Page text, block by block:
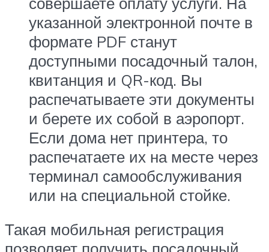
указанной электронной почте в
формате PDF станут
доступными посадочный талон,
квитанция и QR-код. Вы
распечатываете эти документы
и берете их собой в аэропорт.
Если дома нет принтера, то
распечатаете их на месте через
терминал самообслуживания
или на специальной стойке.
Такая мобильная регистрация